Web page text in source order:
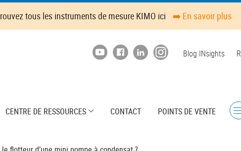
tous les instruments de mesure KIMO ici ➡️ En savoir plus
Top
Blog INsights
CENTRE DE RESSOURCES CONTACT
POINTS DE VENTE